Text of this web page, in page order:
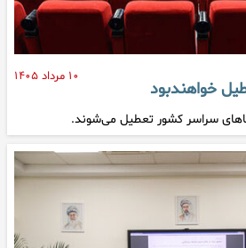
۱۰ مرداد ۱۴۰۵
سراسر کشور تعطیل می‌شوند.